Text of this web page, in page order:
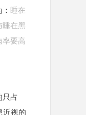
睡在
在黑
率要高
只占
近视的